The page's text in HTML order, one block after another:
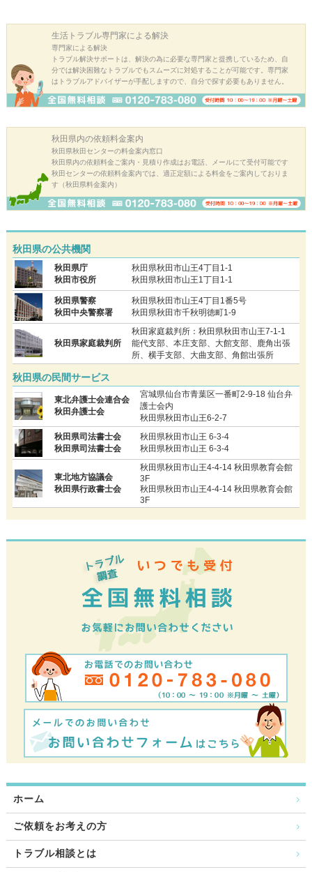
生活トラブル専門家による解決
専門家による解決
トラブル解決サポートは、解決の為に必要な専門家と提携しているため、自
分では解決困難なトラブルでもスムーズに対処することが可能です。専門家
はトラブルアドバイザーが手配しますので、自分で探す必要もありません。
秋田県内の依頼料金案内
秋田県秋田センターの料金案内窓口
秋田県内の依頼料金ご案内・見積り作成はお電話、メールにて受付可能です
秋田センターの依頼料金案内では、適正定額による料金をご案内しておりま
す（秋田県料金案内）
秋田県の公共機関
秋田県庁
秋田市役所
秋田県秋田市山王4丁目1-1
秋田県秋田市山王1丁目1-1
秋田県警察
秋田中央警察署
秋田県秋田市山王4丁目1番5号
秋田県秋田市千秋明徳町1-9
秋田県家庭裁判所
秋田家庭裁判所：秋田県秋田市山王7-1-1
能代支部、本庄支部、大館支部、鹿角出張
所、横手支部、大曲支部、角館出張所
秋田県の民間サービス
東北弁護士会連合会
秋田弁護士会
宮城県仙台市青葉区一番町2-9-18 仙台弁
護士会内
秋田県秋田市山王6-2-7
秋田県司法書士会
秋田県司法書士会
秋田県秋田市山王 6-3-4
秋田県秋田市山王 6-3-4
東北地方協議会
秋田県行政書士会
秋田県秋田市山王4-4-14 秋田県教育会館
3F
秋田県秋田市山王4-4-14 秋田県教育会館
3F
ホーム
ご依頼をお考えの方
トラブル相談とは